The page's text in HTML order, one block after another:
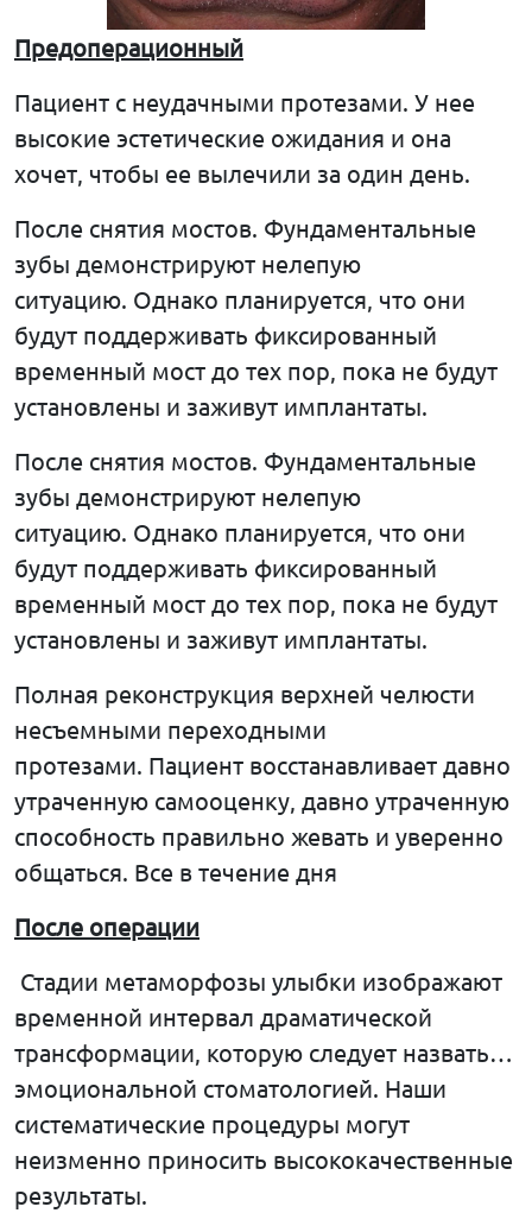
Предоперационный
Пациент с неудачными протезами. У нее
высокие эстетические ожидания и она
хочет, чтобы ее вылечили за один день.
После снятия мостов. Фундаментальные
зубы демонстрируют нелепую
ситуацию. Однако планируется, что они
будут поддерживать фиксированный
временный мост до тех пор, пока не будут
установлены и заживут имплантаты.
После снятия мостов. Фундаментальные
зубы демонстрируют нелепую
ситуацию. Однако планируется, что они
будут поддерживать фиксированный
временный мост до тех пор, пока не будут
установлены и заживут имплантаты.
Полная реконструкция верхней челюсти
несъемными переходными
протезами. Пациент восстанавливает давно
утраченную самооценку, давно утраченную
способность правильно жевать и уверенно
общаться. Все в течение дня
После операции
Стадии метаморфозы улыбки изображают
временной интервал драматической
трансформации, которую следует назвать…
эмоциональной стоматологией. Наши
систематические процедуры могут
неизменно приносить высококачественные
результаты.